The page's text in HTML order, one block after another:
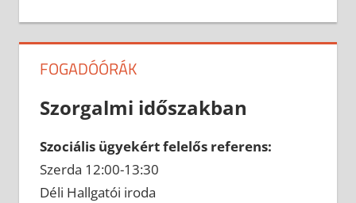
FOGADÓÓRÁK
Szorgalmi időszakban
Szociális ügyekért felelős referens:
Szerda 12:00-13:30
Déli Hallgatói iroda